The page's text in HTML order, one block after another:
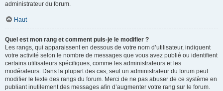
administrateur du forum.
Haut
Quel est mon rang et comment puis-je le modifier ?
Les rangs, qui apparaissent en dessous de votre nom d’utilisateur, indiquent
votre activité selon le nombre de messages que vous avez publié ou identifient
certains utilisateurs spécifiques, comme les administrateurs et les
modérateurs. Dans la plupart des cas, seul un administrateur du forum peut
modifier le texte des rangs du forum. Merci de ne pas abuser de ce système en
publiant inutilement des messages afin d’augmenter votre rang sur le forum.